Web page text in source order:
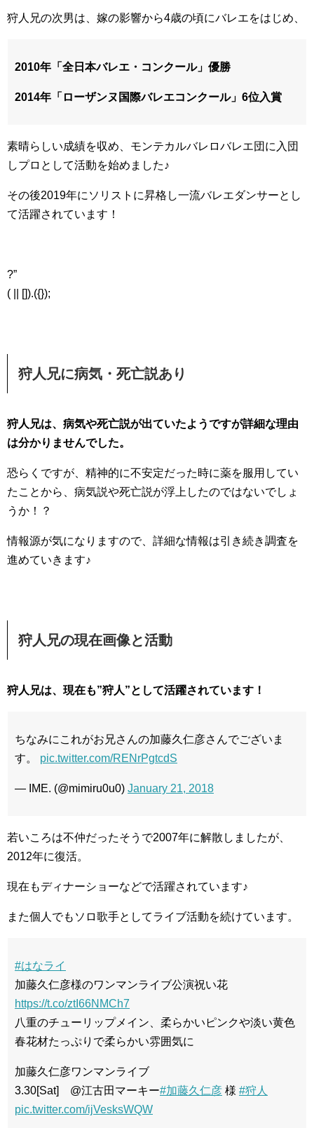
狩人兄の次男は、嫁の影響から4歳の頃にバレエをはじめ、
2010年「全日本バレエ・コンクール」優勝
2014年「ローザンヌ国際バレエコンクール」6位入賞
素晴らしい成績を収め、モンテカルバレロバレエ団に入団
しプロとして活動を始めました♪
その後2019年にソリストに昇格し一流バレエダンサーとし
て活躍されています！
?”
( || []).({});
狩人兄に病気・死亡説あり
狩人兄は、病気や死亡説が出ていたようですが詳細な理由
は分かりませんでした。
恐らくですが、精神的に不安定だった時に薬を服用してい
たことから、病気説や死亡説が浮上したのではないでしょ
うか！？
情報源が気になりますので、詳細な情報は引き続き調査を
進めていきます♪
狩人兄の現在画像と活動
狩人兄は、現在も”狩人”として活躍されています！
ちなみにこれがお兄さんの加藤久仁彦さんでございま
す。 pic.twitter.com/RENrPgtcdS
— IME. (@mimiru0u0) January 21, 2018
若いころは不仲だったそうで2007年に解散しましたが、
2012年に復活。
現在もディナーショーなどで活躍されています♪
また個人でもソロ歌手としてライブ活動を続けています。
#はなライ
加藤久仁彦様のワンマンライブ公演祝い花
https://t.co/ztI66NMCh7
八重のチューリップメイン、柔らかいピンクや淡い黄色
春花材たっぷりで柔らかい雰囲気に
加藤久仁彦ワンマンライブ
3.30[Sat] @江古田マーキー#加藤久仁彦 様 #狩人
pic.twitter.com/ijVesksWQW